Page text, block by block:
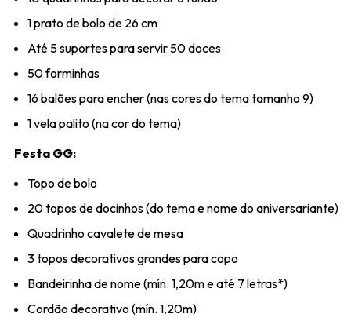
1 prato de bolo de 26 cm
Até 5 suportes para servir 50 doces
50 forminhas
16 balões para encher (nas cores do tema tamanho 9)
1 vela palito (na cor do tema)
Festa GG:
Topo de bolo
20 topos de docinhos (do tema e nome do aniversariante)
Quadrinho cavalete de mesa
3 topos decorativos grandes para copo
Bandeirinha de nome (mín. 1,20m e até 7 letras*)
Cordão decorativo (mín. 1,20m)